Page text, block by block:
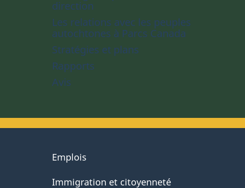
direction
Les relations avec les peuples
autochtones à Parcs Canada
Stratégies et plans
Rapports
Avis
About
Emplois
Immigration et citoyenneté